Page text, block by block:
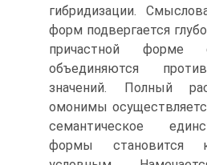
гибридизации.
форм подвергается
причастной форме
объединяются
значений. Полный
омонимы
семантическое
формы становится